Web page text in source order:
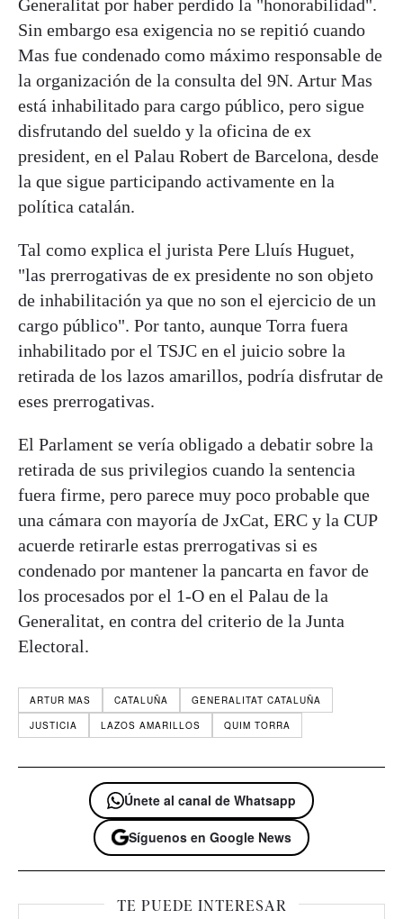
Generalitat por haber perdido la "honorabilidad".
Sin embargo esa exigencia no se repitió cuando
Mas fue condenado como máximo responsable de
la organización de la consulta del 9N. Artur Mas
está inhabilitado para cargo público, pero sigue
disfrutando del sueldo y la oficina de ex
president, en el Palau Robert de Barcelona, desde
la que sigue participando activamente en la
política catalán.
Tal como explica el jurista Pere Lluís Huguet,
"las prerrogativas de ex presidente no son objeto
de inhabilitación ya que no son el ejercicio de un
cargo público". Por tanto, aunque Torra fuera
inhabilitado por el TSJC en el juicio sobre la
retirada de los lazos amarillos, podría disfrutar de
eses prerrogativas.
El Parlament se vería obligado a debatir sobre la
retirada de sus privilegios cuando la sentencia
fuera firme, pero parece muy poco probable que
una cámara con mayoría de JxCat, ERC y la CUP
acuerde retirarle estas prerrogativas si es
condenado por mantener la pancarta en favor de
los procesados por el 1-O en el Palau de la
Generalitat, en contra del criterio de la Junta
Electoral.
ARTUR MAS CATALUÑA
GENERALITAT CATALUÑA
JUSTICIA
LAZOS AMARILLOS QUIM TORRA
Únete al canal de Whatsapp
Síguenos en Google News
TE PUEDE INTERESAR